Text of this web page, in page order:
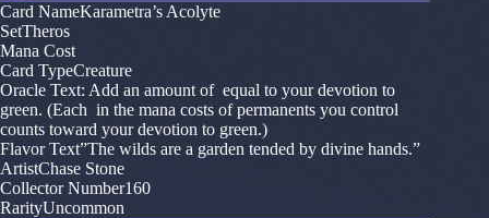
Card NameKarametra’s Acolyte
SetTheros
Mana Cost
Card TypeCreature
Oracle Text: Add an amount of equal to your devotion to
green. (Each in the mana costs of permanents you control
counts toward your devotion to green.)
Flavor Text”The wilds are a garden tended by divine hands.”
ArtistChase Stone
Collector Number160
RarityUncommon